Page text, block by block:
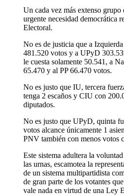
Un cada vez más extenso grupo
urgente necesidad democrática
Electoral.
No es de justicia que a
481.520 votos y a UPyD
le cuesta solamente 50.541, a
65.470 y al PP 66.470 votos.
No es justo que IU, tercera
tenga 2 escaños y CIU con
diputados.
No es justo que UPyD, quinta
votos alcance únicamente 1
PNV también con menos votos
Este sistema adultera la
las urnas, escamotea la
de un sistema multipartidista
de gran parte de los votantes
vale nada en virtud de una Ley